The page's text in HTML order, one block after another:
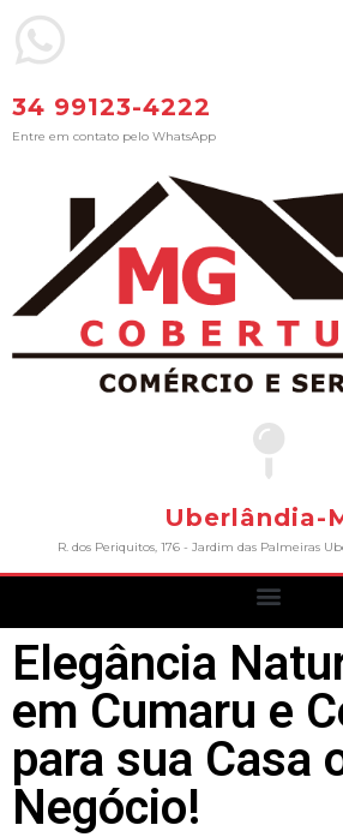
34 99123-4222
Entre em contato pelo WhatsApp
Uberlândia-
R. dos Periquitos, 176 - Jardim das Palmeiras
Elegância
em Cumaru e
para sua Casa
Negócio!